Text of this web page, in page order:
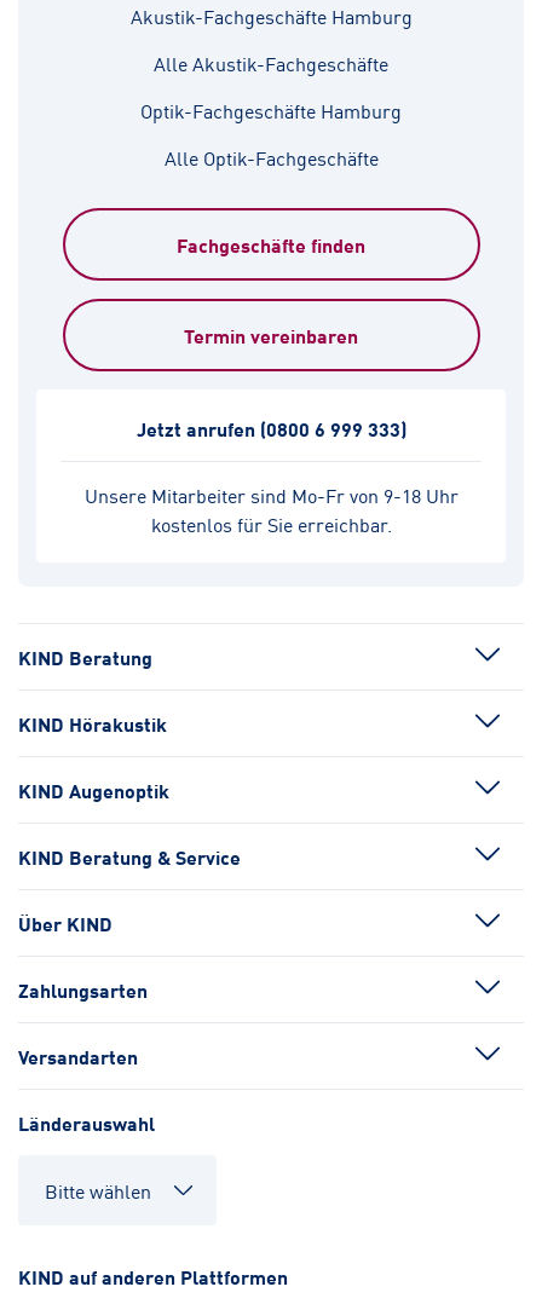
Akustik-Fachgeschäfte Hamburg
Alle Akustik-Fachgeschäfte
Optik-Fachgeschäfte Hamburg
Alle Optik-Fachgeschäfte
Fachgeschäfte finden
Termin vereinbaren
Unsere Mitarbeiter sind Mo-Fr von 9-18 Uhr
kostenlos für Sie erreichbar.
Jetzt anrufen (0800 6 999 333)
KIND Beratung
KIND Hörakustik
KIND Augenoptik
KIND Beratung & Service
Über KIND
Zahlungsarten
Versandarten
Länderauswahl
KIND auf anderen Plattformen